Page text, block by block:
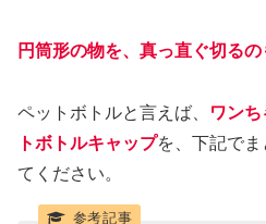
円筒形の物を、真っ直ぐ切る
ペットボトルと言えば、
ワン
トボトルキャップを、下記で
てください。